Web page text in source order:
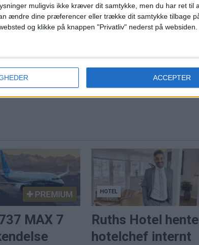
muligvis ikke kræver dit samtykke, men du har ret til
ændre dine præferencer eller trække dit samtykke tilbage
og klikke på knappen "Privatliv" nederst på websiden.
ACCEPTER
lufthavn
Norwegian når
juli siden pandemien
PREMIUM
MAX 7
HOTEL
Ruths Hotel
hotelchef internt